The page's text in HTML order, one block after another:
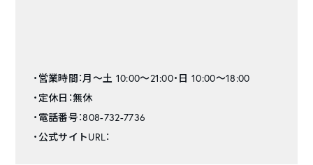
・営業時間：月～土 10:00〜21:00・日 10:00〜18:00
・定休日：無休
・電話番号：808-732-7736
・公式サイトURL：